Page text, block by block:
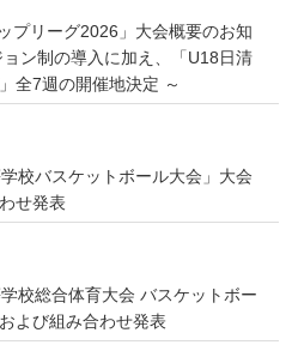
プリーグ2026」大会概要のお知
ン制の導入に加え、「U18日清
全7週の開催地決定 ～
学校バスケットボール大会」大会
せ発表
学校総合体育大会 バスケットボー
よび組み合わせ発表